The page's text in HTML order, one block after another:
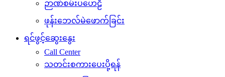
ဉာဏ်စမ်းပဟေဠိ
ဖုန်းဘေလ်မဲဖောက်ခြင်း
ရင်ဖွင့်ဆွေးနွေး
Call Center
သတင်းစကားပေးပို့ရန်